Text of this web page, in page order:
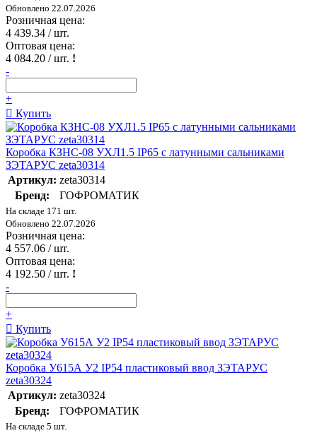
Обновлено 22.07.2026
Розничная цена:
4 439.34 / шт.
Оптовая цена:
4 084.20 / шт. !
-
+
Купить
Коробка КЗНС-08 УХЛ1.5 IP65 с латунными сальниками
ЗЭТАРУС zeta30314
Артикул: zeta30314
Бренд:
ГОФРОМАТИК
На складе 171 шт.
Обновлено 22.07.2026
Розничная цена:
4 557.06 / шт.
Оптовая цена:
4 192.50 / шт. !
-
+
Купить
Коробка У615А У2 IP54 пластиковый ввод ЗЭТАРУС
zeta30324
Артикул: zeta30324
Бренд:
ГОФРОМАТИК
На складе 5 шт.